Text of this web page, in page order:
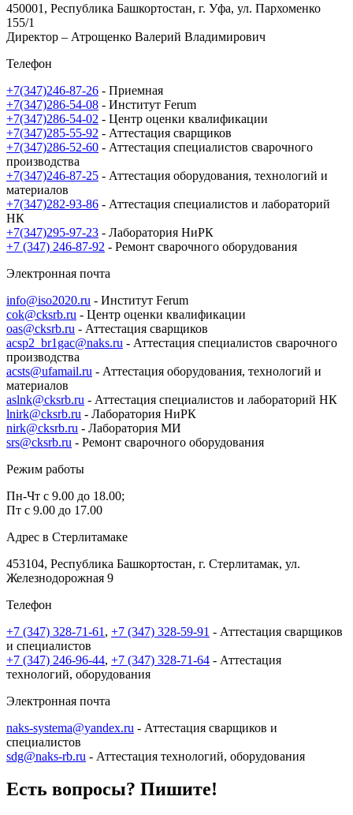
450001, Республика Башкортостан, г. Уфа, ул. Пархоменко
155/1
Директор – Атрощенко Валерий Владимирович
Телефон
+7(347)246-87-26 - Приемная
+7(347)286-54-08 - Институт Ferum
+7(347)286-54-02 - Центр оценки квалификации
+7(347)285-55-92 - Аттестация сварщиков
+7(347)286-52-60 - Аттестация специалистов сварочного
производства
+7(347)246-87-25 - Аттестация оборудования, технологий и
материалов
+7(347)282-93-86 - Аттестация специалистов и лабораторий
НК
+7(347)295-97-23 - Лаборатория НиРК
+7 (347) 246-87-92 - Ремонт сварочного оборудования
Электронная почта
info@iso2020.ru - Институт Ferum
cok@cksrb.ru - Центр оценки квалификации
oas@cksrb.ru - Аттестация сварщиков
acsp2_br1gac@naks.ru - Аттестация специалистов сварочного
производства
acsts@ufamail.ru - Аттестация оборудования, технологий и
материалов
aslnk@cksrb.ru - Аттестация специалистов и лабораторий НК
lnirk@cksrb.ru - Лаборатория НиРК
nirk@cksrb.ru - Лаборатория МИ
srs@cksrb.ru - Ремонт сварочного оборудования
Режим работы
Пн-Чт с 9.00 до 18.00;
Пт с 9.00 до 17.00
Адрес в Стерлитамаке
453104, Республика Башкортостан, г. Стерлитамак, ул.
Железнодорожная 9
Телефон
+7 (347) 328-71-61 , +7 (347) 328-59-91 - Аттестация сварщиков
и специалистов
+7 (347) 246-96-44, +7 (347) 328-71-64 - Аттестация
технологий, оборудования
Электронная почта
naks-systema@yandex.ru - Аттестация сварщиков и
специалистов
sdg@naks-rb.ru - Аттестация технологий, оборудования
Есть вопросы? Пишите!